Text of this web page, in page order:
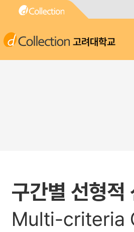
고려대학교
구간별 선형적
Multi-criteria